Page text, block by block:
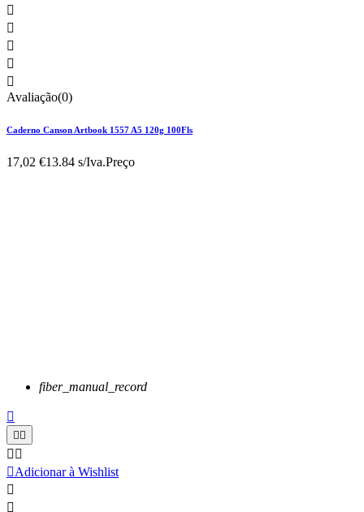





Avaliação(0)
Caderno Canson Artbook 1557 A5 120g 100Fls
17,02 €13.84 s/Iva.Preço
fiber_manual_record


 
Adicionar à Wishlist

